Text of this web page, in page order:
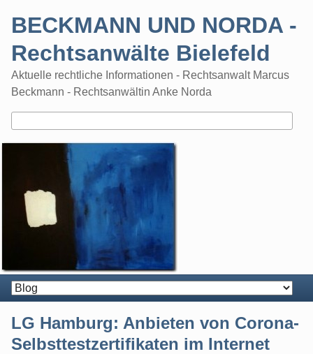
BECKMANN UND NORDA -
Rechtsanwälte Bielefeld
Aktuelle rechtliche Informationen - Rechtsanwalt Marcus
Beckmann - Rechtsanwältin Anke Norda
LG Hamburg: Anbieten von Corona-
Selbsttestzertifikaten im Internet